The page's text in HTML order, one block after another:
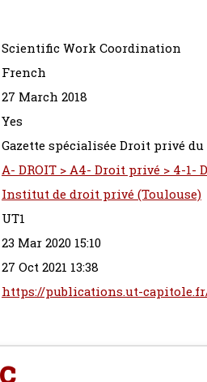
Scientific Work Coordination
French
27 March 2018
Yes
Gazette spécialisée Droit privé
A- DROIT > A4- Droit privé > 4-1-
Institut de droit privé (Toulouse)
UT1
23 Mar 2020 15:10
27 Oct 2021 13:38
https://publications.ut-